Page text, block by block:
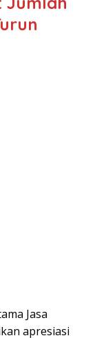
Jasa
apresiasi